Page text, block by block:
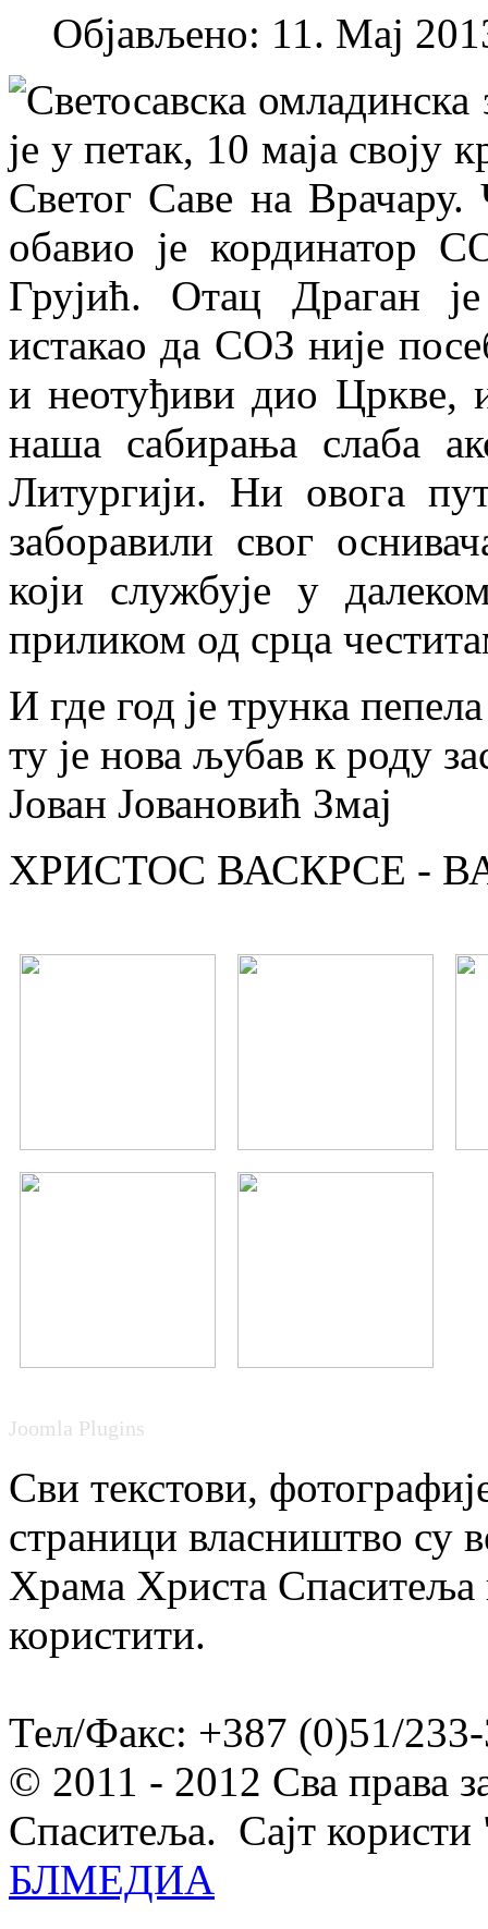
Објављено: 11. Мај
Светосавска
је у петак, 10 маја
Светог Саве на
обавио је кординатор
Грујић. Отац Драган је
истакао да СОЗ није
и неотуђиви дио Цркве,
наша сабирања слаба
Литургији. Ни овога
заборавили свог
који службује у
приликом од срца
И где год је трунка
ту је нова љубав к роду
Јован Јовановић Змај
ХРИСТОС ВАСКРСЕ -
Joomla Plugins
Сви текстови,
страници власништво су
Храма Христа Спаситеља
користити.
Тел/Факс: +387 (0)51/
© 2011 - 2012 Сва права
Спаситеља. Сајт
БЛМЕДИА